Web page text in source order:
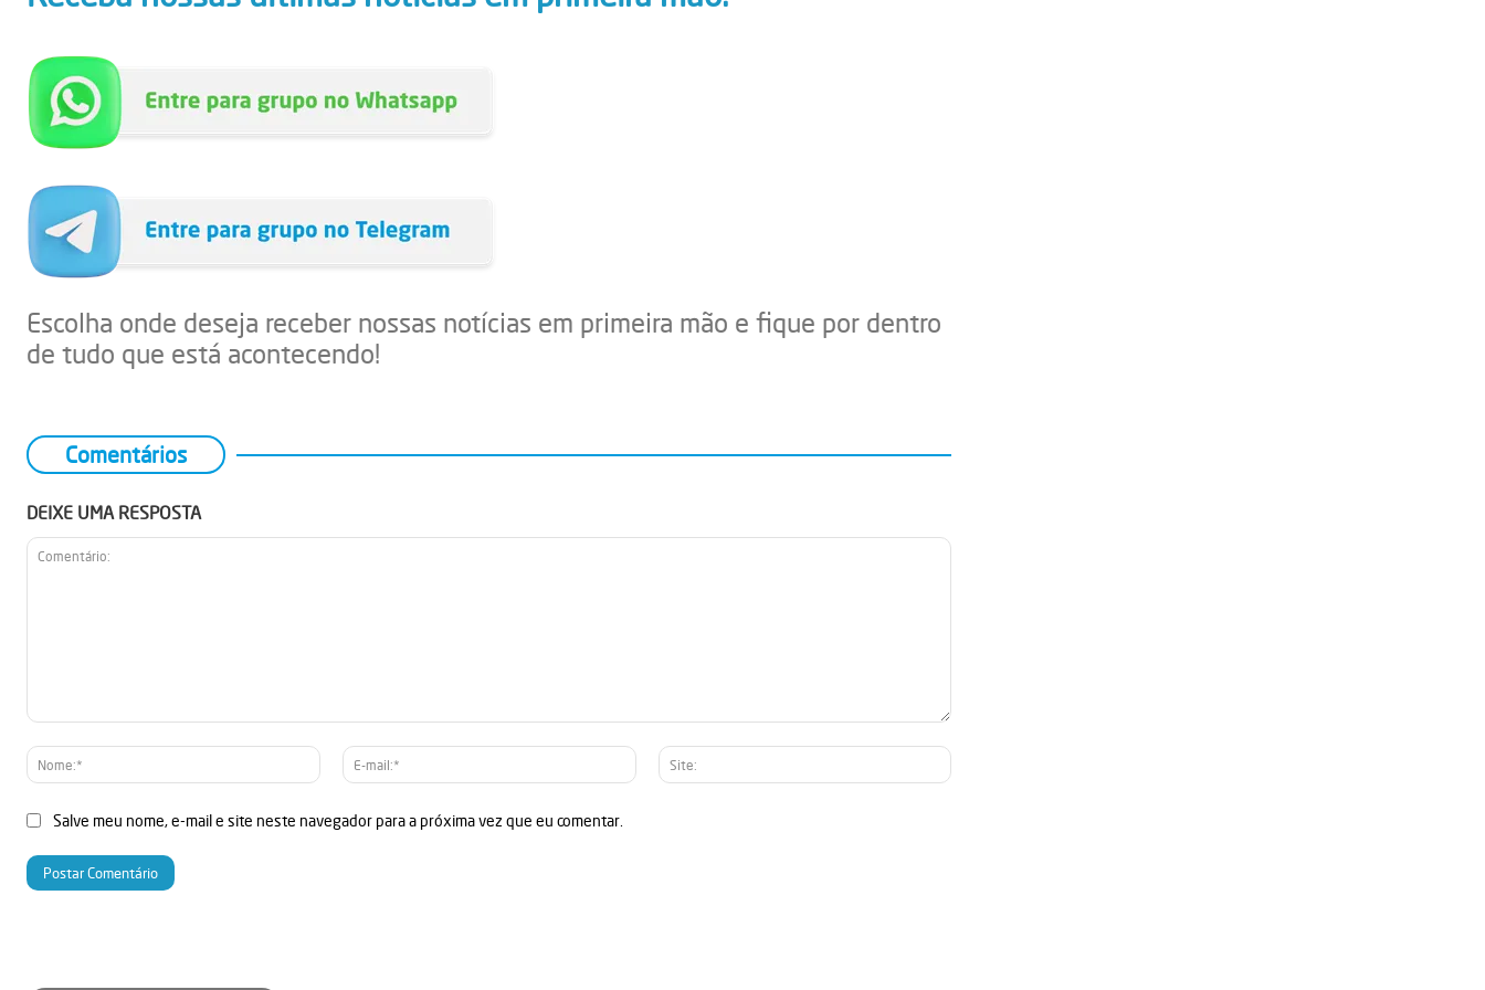
Escolha onde deseja receber nossas notícias em primeira mão e fique por dentro
de tudo que está acontecendo!
Comentários
DEIXE UMA RESPOSTA
Nome:*
E-
mail:*
Site:
Salve meu nome, e-mail e site neste navegador para a próxima vez que eu comentar.